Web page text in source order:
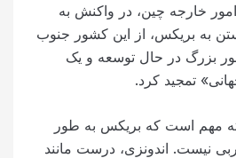
خارجه چین، در واکنش به
به بریکس، از این کشور جنوب
بزرگ در حال توسعه و یک
تمجید کرد.
مهم است که بریکس به طور
نیست. اندونزی، درست مانند